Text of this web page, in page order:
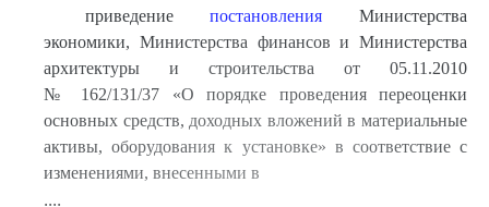
приведениепостановления Министерства
экономики, Министерства финансов и Министерства
архитектуры и строительства от 05.11.2010
№ 162/131/37 «О порядке проведения переоценки
основных средств, доходных вложений в материальные
активы, оборудования к установке» в соответствие с
изменениями, внесенными в
....